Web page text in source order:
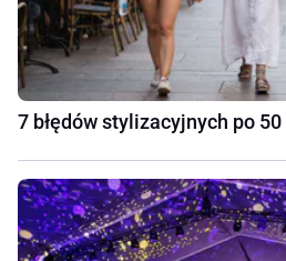
7 błędów stylizacyjnych po